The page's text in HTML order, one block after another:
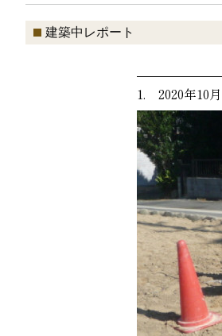
建築中レポート
1. 2020年10